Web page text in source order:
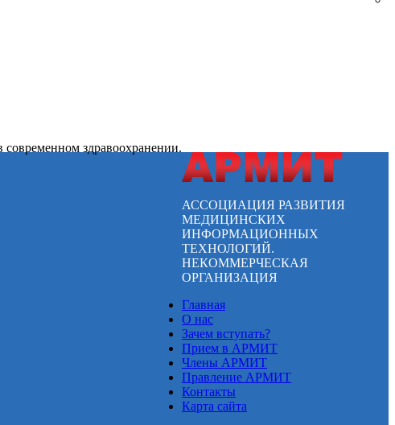
здравоохранении.
АССОЦИАЦИЯ РАЗВИТИЯ
МЕДИЦИНСКИХ
ИНФОРМАЦИОННЫХ
ТЕХНОЛОГИЙ.
НЕКОММЕРЧЕСКАЯ
ОРГАНИЗАЦИЯ
Главная
О нас
Зачем вступать?
Прием в АРМИТ
Члены АРМИТ
Правление АРМИТ
Контакты
Карта сайта